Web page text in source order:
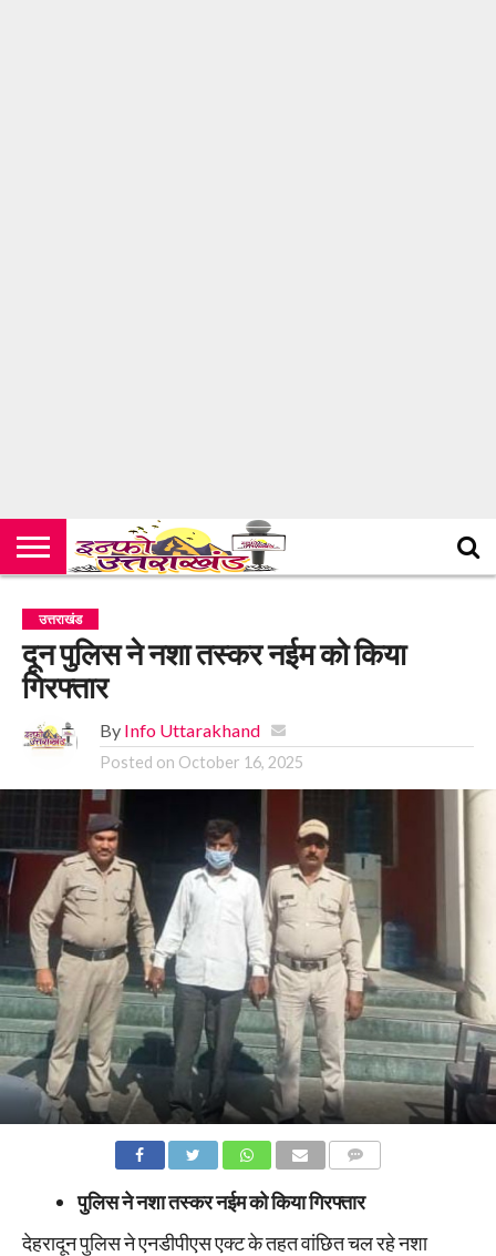
उत्तराखंड
दून पुलिस ने नशा तस्कर नईम को किया
गिरफ्तार
By Info Uttarakhand
Posted on October 16, 2025
पुलिस ने नशा तस्कर नईम को किया गिरफ्तार
देहरादून पुलिस ने एनडीपीएस एक्ट के तहत वांछित चल रहे नशा